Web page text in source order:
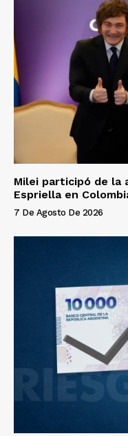
Milei participó de la
Espriella en
7 De Agosto De 2026